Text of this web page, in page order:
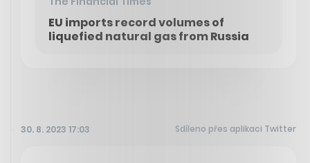
EU imports record volumes of
liquefied natural gas from Russia
30. 8. 2023 17:03 Sdíleno přes aplikaci Twitter